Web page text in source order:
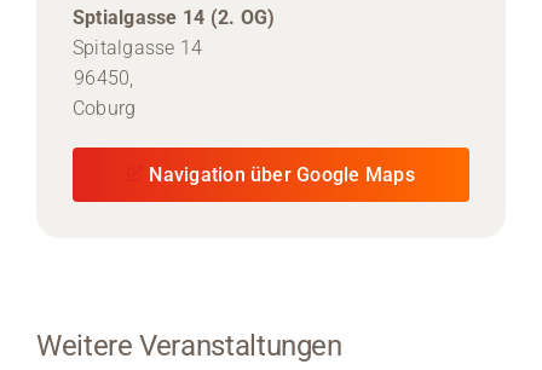
Sptialgasse 14 (2. OG)
Spitalgasse 14
96450,
Coburg
Navigation über Google Maps
Weitere Veranstaltungen